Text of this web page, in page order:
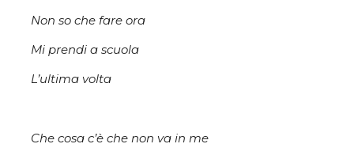
Non so che fare ora
Mi prendi a scuola
L’ultima volta
Che cosa c’è che non va in me